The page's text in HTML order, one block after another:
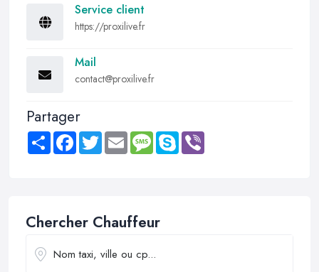
Service client
https://proxilive.fr
Mail
contact@proxilive.fr
Partager
Share FacebookTwitter Email MessageSkype
Chercher Chauffeur